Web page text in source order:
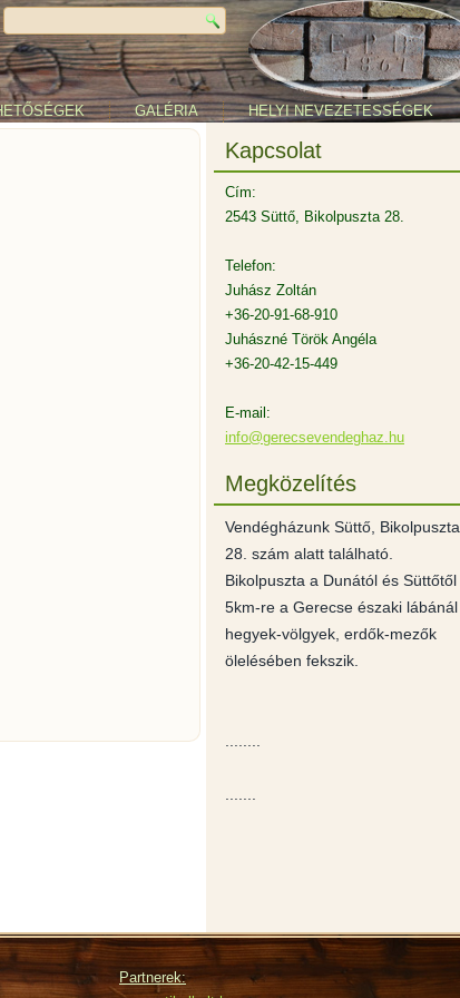
GALÉRIA HELYI NEVEZETESSÉGEK
Kapcsolat
Cím:
2543 Süttő, Bikolpuszta 28.
Telefon:
Juhász Zoltán
+36-20-91-68-910
Juhászné Török Angéla
+36-20-42-15-449
E-mail:
info@gerecsevendeghaz.hu
Megközelítés
Vendégházunk Süttő, Bikolpuszta
28. szám alatt található.
Bikolpuszta a Dunától és Süttőtől
5km-re a Gerecse északi lábánál
hegyek-völgyek, erdők-mezők
ölelésében fekszik.
Partnerek: